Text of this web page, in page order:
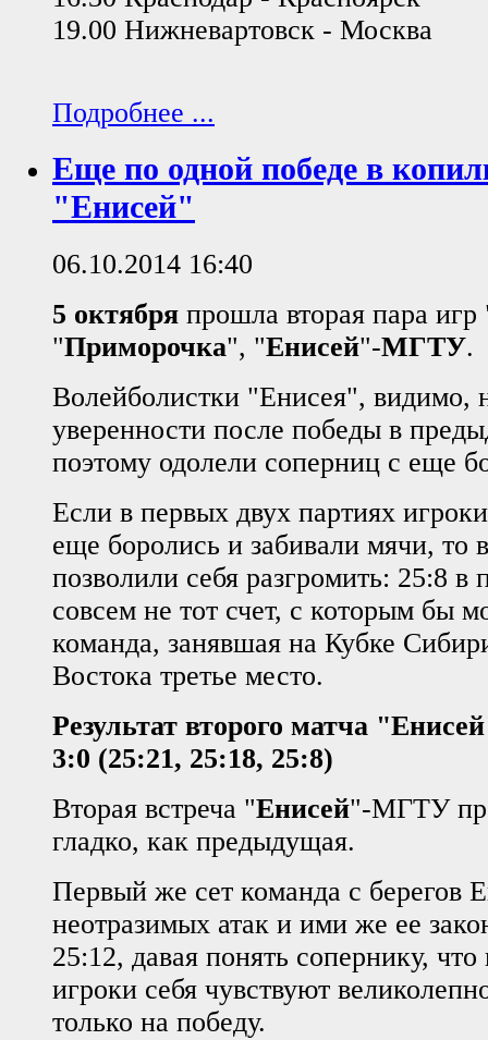
19.00 Нижневартовск - Москва
Подробнее ...
Еще по одной победе в
"Енисей"
06.10.2014 16:40
5 октября прошла вторая пара игр
"Приморочка", "Енисей"-МГТУ.
Волейболистки "Енисея", видимо,
уверенности после победы в
поэтому одолели соперниц с еще
Если в первых двух партиях
еще боролись и забивали мячи, то
позволили себя разгромить: 25:8 в
совсем не тот счет, с которым бы
команда, занявшая на Кубке
Востока третье место.
Результат второго матча
3:0 (25:21, 25:18, 25:8)
Вторая встреча "Енисей"-МГТУ
гладко, как предыдущая.
Первый же сет команда с берегов
неотразимых атак и ими же ее
25:12, давая понять сопернику, что
игроки себя чувствуют
только на победу.